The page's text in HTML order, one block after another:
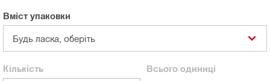
Вміст упаковки
Будь ласка, оберіть
Кількість Всьогоодиниці